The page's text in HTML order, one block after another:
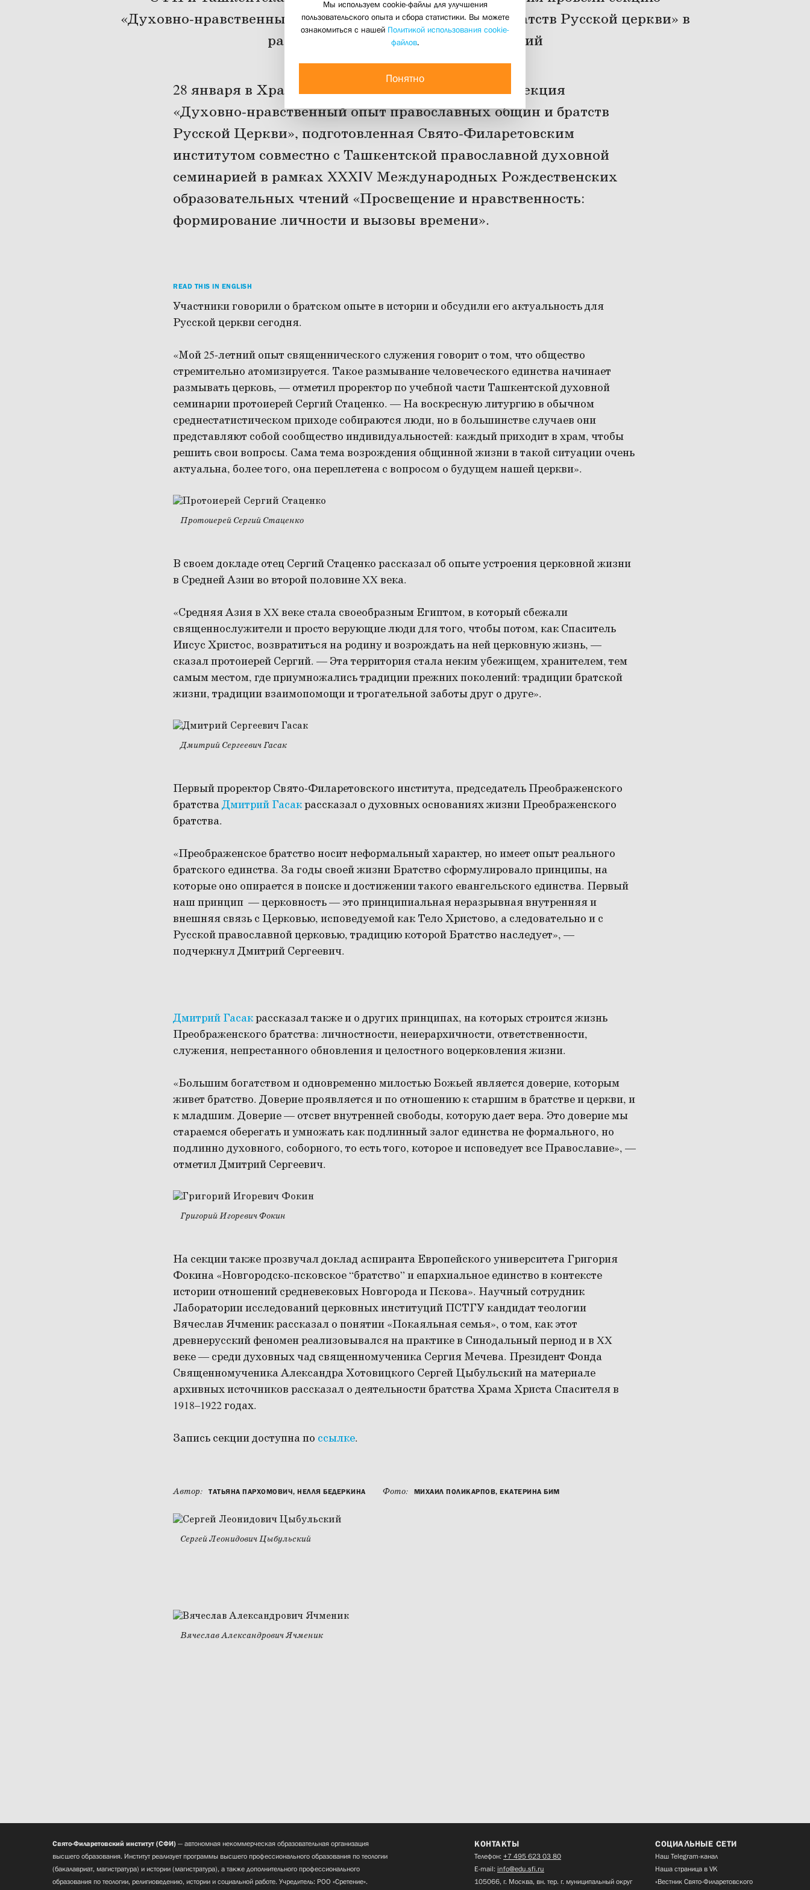
«Духовно-нравственный опыт православных общин и братств Русской церкви» в
рамках XXXIV Рождественских чтений
28 января в Храме Христа Спасителя состоялась секция
«Духовно-нравственный опыт православных общин и братств
Русской Церкви», подготовленная Свято-Филаретовским
институтом совместно с Ташкентской православной духовной
семинарией в рамках XXXIV Международных Рождественских
образовательных чтений «Просвещение и нравственность:
формирование личности и вызовы времени».
READ THIS IN ENGLISH
Участники говорили о братском опыте в истории и обсудили его актуальность для
Русской церкви сегодня.
«Мой 25-летний опыт священнического служения говорит о том, что общество
стремительно атомизируется. Такое размывание человеческого единства начинает
размывать церковь, — отметил проректор по учебной части Ташкентской духовной
семинарии протоиерей Сергий Стаценко. — На воскресную литургию в обычном
среднестатистическом приходе собираются люди, но в большинстве случаев они
представляют собой сообщество индивидуальностей: каждый приходит в храм, чтобы
решить свои вопросы. Сама тема возрождения общинной жизни в такой ситуации очень
актуальна, более того, она переплетена с вопросом о будущем нашей церкви».
Протоиерей Сергий Стаценко
В своем докладе отец Сергий Стаценко рассказал об опыте устроения церковной жизни
в Средней Азии во второй половине XX века.
«Средняя Азия в XX веке стала своеобразным Египтом, в который сбежали
священнослужители и просто верующие люди для того, чтобы потом, как Спаситель
Иисус Христос, возвратиться на родину и возрождать на ней церковную жизнь, —
сказал протоиерей Сергий. — Эта территория стала неким убежищем, хранителем, тем
самым местом, где приумножались традиции прежних поколений: традиции братской
жизни, традиции взаимопомощи и трогательной заботы друг о друге».
Дмитрий Сергеевич Гасак
Первый проректор Свято-Филаретовского института, председатель Преображенского
братстваДмитрий Гасакрассказал о духовных основаниях жизни Преображенского
братства.
«Преображенское братство носит неформальный характер, но имеет опыт реального
братского единства. За годы своей жизни Братство сформулировало принципы, на
которые оно опирается в поиске и достижении такого евангельского единства. Первый
наш принцип — церковность — это принципиальная неразрывная внутренняя и
внешняя связь с Церковью, исповедуемой как Тело Христово, а следовательно и с
Русской православной церковью, традицию которой Братство наследует», —
подчеркнул Дмитрий Сергеевич.
Дмитрий Гасакрассказал также и о других принципах, на которых строится жизнь
Преображенского братства: личностности, неиерархичности, ответственности,
служения, непрестанного обновления и целостного воцерковления жизни.
«Большим богатством и одновременно милостью Божьей является доверие, которым
живет братство. Доверие проявляется и по отношению к старшим в братстве и церкви, и
к младшим. Доверие — отсвет внутренней свободы, которую дает вера. Это доверие мы
стараемся оберегать и умножать как подлинный залог единства не формального, но
подлинно духовного, соборного, то есть того, которое и исповедует все Православие», —
отметил Дмитрий Сергеевич.
Григорий Игоревич Фокин
На секции также прозвучал доклад аспиранта Европейского университета Григория
Фокина «Новгородско-псковское “братство” и епархиальное единство в контексте
истории отношений средневековых Новгорода и Пскова». Научный сотрудник
Лаборатории исследований церковных институций ПСТГУ кандидат теологии
Вячеслав Ячменик рассказал о понятии «Покаяльная семья», о том, как этот
древнерусский феномен реализовывался на практике в Синодальный период и в XX
веке — среди духовных чад священномученика Сергия Мечева. Президент Фонда
Священномученика Александра Хотовицкого Сергей Цыбульский на материале
архивных источников рассказал о деятельности братства Храма Христа Спасителя в
1918–1922 годах.
Запись секции доступна по ссылке.
Автор: ТАТЬЯНА ПАРХОМОВИЧ, НЕЛЛЯ БЕДЕРКИНА Фото: МИХАИЛ ПОЛИКАРПОВ, ЕКАТЕРИНА БИМ
Сергей Леонидович Цыбульский
Вячеслав Александрович Ячменик
Мы используем cookie-файлы для улучшения
пользовательского опыта и сбора статистики. Вы можете
ознакомиться с нашей Политикой использования cookie-
файлов.
Понятно
Свято-Филаретовский институт (СФИ) — автономная некоммерческая образовательная организация
высшего образования. Институт реализует программы высшего профессионального образования по теологии
(бакалавриат, магистратура) и истории (магистратура), а также дополнительного профессионального
образования по теологии, религиоведению, истории и социальной работе. Учредитель: РОО «Сретение».
КОНТАКТЫ
Телефон: +7 495 623 03 80
E-mail: info@edu.sfi.ru
105066, г. Москва, вн. тер. г. муниципальный округ
СОЦИАЛЬНЫЕ СЕТИ
Наш Telegram-канал
Наша страница в VK
«Вестник Свято-Филаретовского